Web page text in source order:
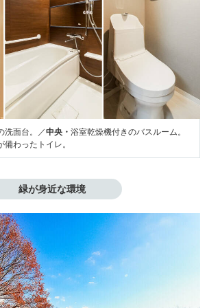
洗面台。／中央・ 浴室乾燥機付きのバスルーム。
わったトイレ。
緑が身近な環境